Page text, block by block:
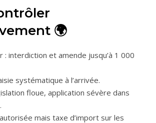
🌍
interdiction et amende jusqu’à 1 000
systématique à l’arrivée.
floue, application sévère dans
mais taxe d’import sur les